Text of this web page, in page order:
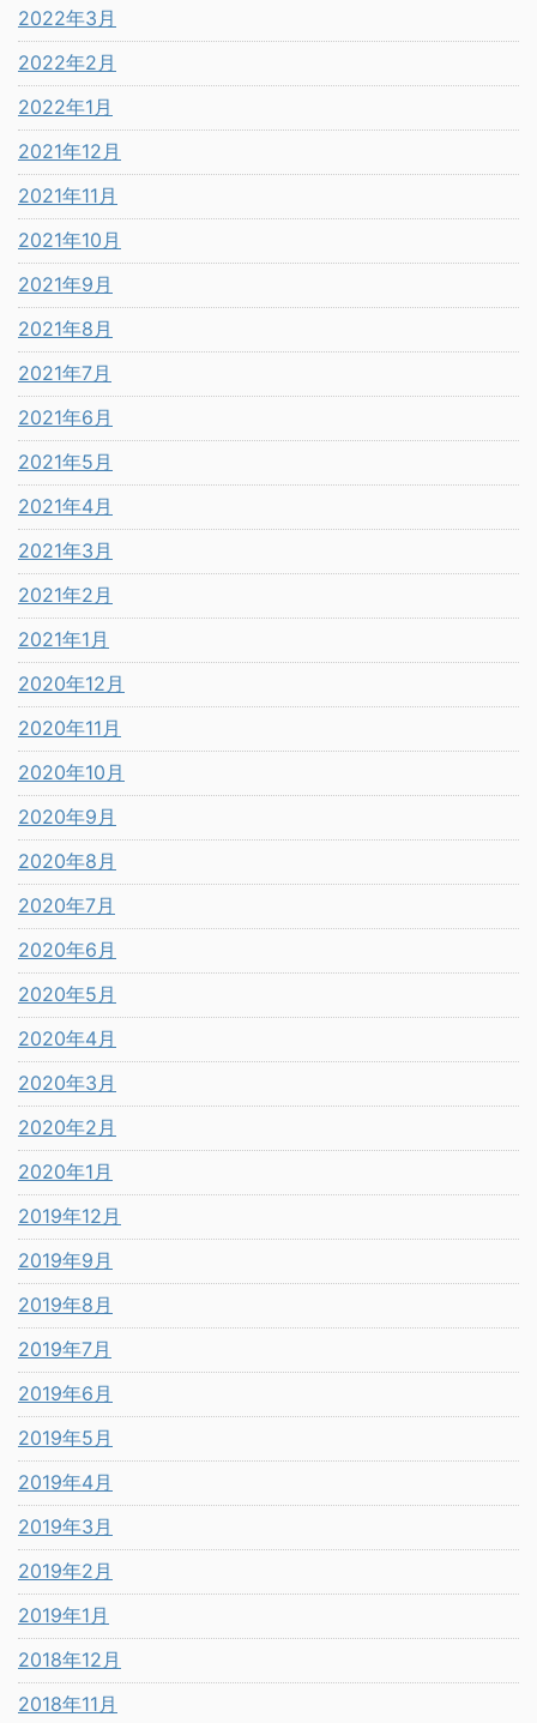
2022年3月
2022年2月
2022年1月
2021年12月
2021年11月
2021年10月
2021年9月
2021年8月
2021年7月
2021年6月
2021年5月
2021年4月
2021年3月
2021年2月
2021年1月
2020年12月
2020年11月
2020年10月
2020年9月
2020年8月
2020年7月
2020年6月
2020年5月
2020年4月
2020年3月
2020年2月
2020年1月
2019年12月
2019年9月
2019年8月
2019年7月
2019年6月
2019年5月
2019年4月
2019年3月
2019年2月
2019年1月
2018年12月
2018年11月